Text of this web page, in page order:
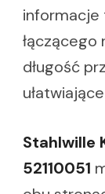
informacje
łączącego
długość
Stahlwille
52110051